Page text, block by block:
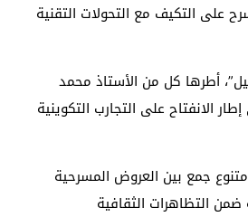
على التكيف مع التحولات التقنية
أطرها كل من الأستاذ محمد
الانفتاح على التجارب التكوينية
جمع بين العروض المسرحية
ضمن التظاهرات الثقافية